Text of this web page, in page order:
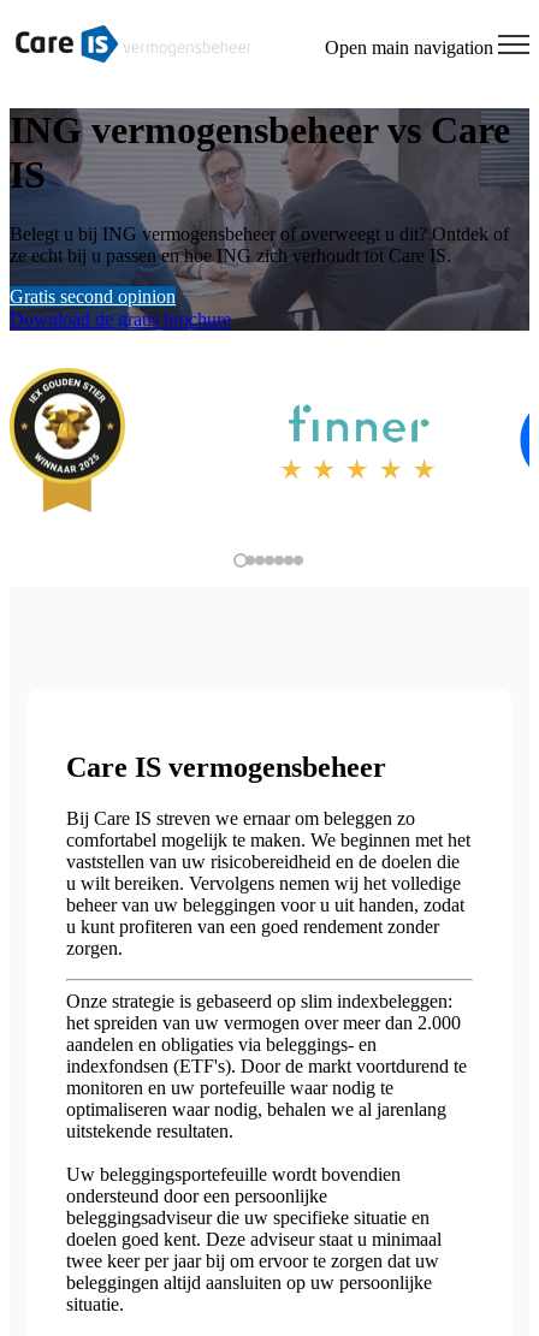
Open main navigation
ING vermogensbeheer vs Care
IS
Belegt u bij ING vermogensbeheer of overweegt u dit? Ontdek of
ze echt bij u passen en hoe ING zich verhoudt tot Care IS.
Gratis second opinion
Download de gratis brochure
Care IS vermogensbeheer
Bij Care IS streven we ernaar om beleggen zo
comfortabel mogelijk te maken. We beginnen met het
vaststellen van uw risicobereidheid en de doelen die
u wilt bereiken. Vervolgens nemen wij het volledige
beheer van uw beleggingen voor u uit handen, zodat
u kunt profiteren van een goed rendement zonder
zorgen.
Onze strategie is gebaseerd op slim indexbeleggen:
het spreiden van uw vermogen over meer dan 2.000
aandelen en obligaties via beleggings- en
indexfondsen (ETF's). Door de markt voortdurend te
monitoren en uw portefeuille waar nodig te
optimaliseren waar nodig, behalen we al jarenlang
uitstekende resultaten.
Uw beleggingsportefeuille wordt bovendien
ondersteund door een persoonlijke
beleggingsadviseur die uw specifieke situatie en
doelen goed kent. Deze adviseur staat u minimaal
twee keer per jaar bij om ervoor te zorgen dat uw
beleggingen altijd aansluiten op uw persoonlijke
situatie.